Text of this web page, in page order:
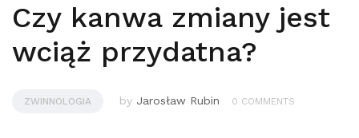
Czy kanwa zmiany jest
wciąż przydatna?
ZWINNOLOGIA by Jarosław Rubin 0 COMMENTS